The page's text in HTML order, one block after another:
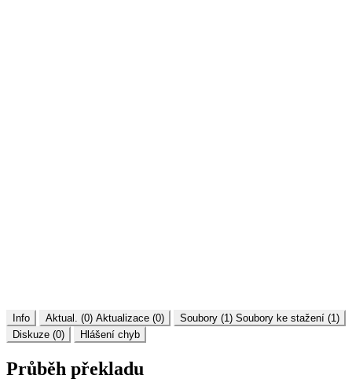
Info Aktual. (0) Aktualizace (0) Soubory (1) Soubory ke stažení (1)
Diskuze (0)
Hlášení chyb
Průběh překladu